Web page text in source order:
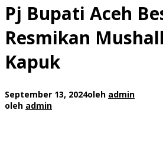
Pj Bupati Aceh
Resmikan
Kapuk
September 13, 2024oleh admin
oleh admin